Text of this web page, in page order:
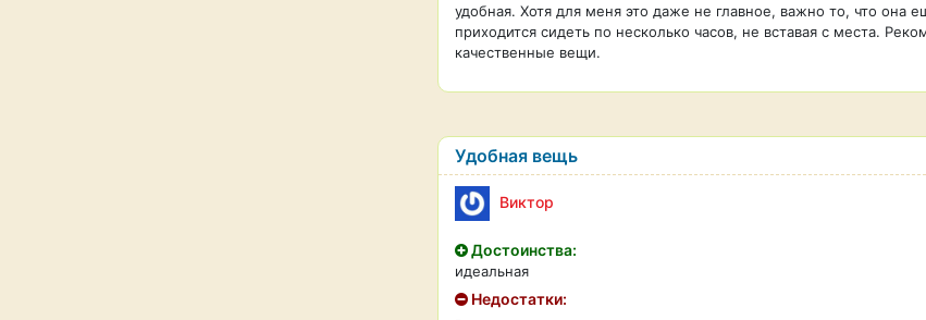
удобная. Хотя для меня это даже не главное, важно то, что она
приходится сидеть по несколько часов, не вставая с места.
качественные вещи.
Удобная вещь
Виктор
Достоинства:
идеальная
Недостатки: